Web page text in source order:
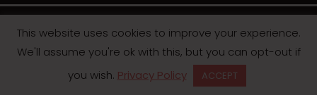
© 2019 | Screen Magazine - Ηλεκτρονική εφημερίδα
Contia
This website uses cookies to improve your experience.
We'll assume you're ok with this, but you can opt-out if
you wish. Privacy Policy ACCEPT